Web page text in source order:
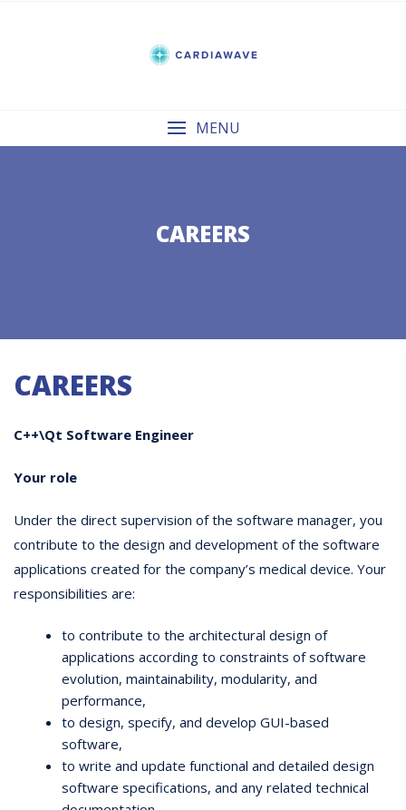
MENU
CAREERS
CAREERS
C++\Qt Software Engineer
Your role
Under the direct supervision of the software manager, you
contribute to the design and development of the software
applications created for the company’s medical device. Your
responsibilities are:
to contribute to the architectural design of
applications according to constraints of software
evolution, maintainability, modularity, and
performance,
to design, specify, and develop GUI-based
software,
to write and update functional and detailed design
software specifications, and any related technical